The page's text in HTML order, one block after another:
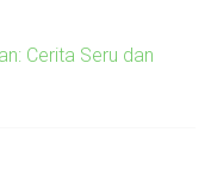
Cerita Seru dan